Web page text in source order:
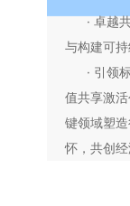
· 卓越共
与构建可
· 引领标
值共享激
键领域塑
怀，共创经